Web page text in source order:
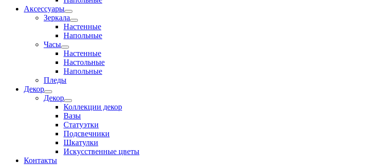
Аксессуары
Зеркала
Настенные
Напольные
Часы
Настенные
Настольные
Напольные
Пледы
Декор
Декор
Коллекции декор
Вазы
Статуэтки
Подсвечники
Шкатулки
Искусственные цветы
Контакты